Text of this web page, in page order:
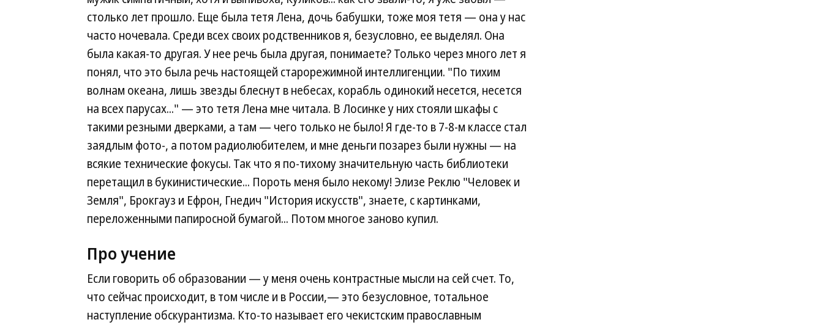
столько лет прошло. Еще была тетя Лена, дочь бабушки, тоже моя тетя — она у нас
часто ночевала. Среди всех своих родственников я, безусловно, ее выделял. Она
была какая-то другая. У нее речь была другая, понимаете? Только через много лет я
понял, что это была речь настоящей старорежимной интеллигенции. "По тихим
волнам океана, лишь звезды блеснут в небесах, корабль одинокий несется, несется
на всех парусах..." — это тетя Лена мне читала. В Лосинке у них стояли шкафы с
такими резными дверками, а там — чего только не было! Я где-то в 7-8-м классе стал
заядлым фото-, а потом радиолюбителем, и мне деньги позарез были нужны — на
всякие технические фокусы. Так что я по-тихому значительную часть библиотеки
перетащил в букинистические... Пороть меня было некому! Элизе Реклю "Человек и
Земля", Брокгауз и Ефрон, Гнедич "История искусств", знаете, с картинками,
переложенными папиросной бумагой... Потом многое заново купил.
Про учение
Если говорить об образовании — у меня очень контрастные мысли на сей счет. То,
что сейчас происходит, в том числе и в России,— это безусловное, тотальное
наступление обскурантизма. Кто-то называет его чекистским православным